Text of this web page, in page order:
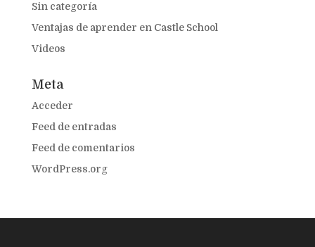
Sin categoría
Ventajas de aprender en Castle School
Videos
Meta
Acceder
Feed de entradas
Feed de comentarios
WordPress.org